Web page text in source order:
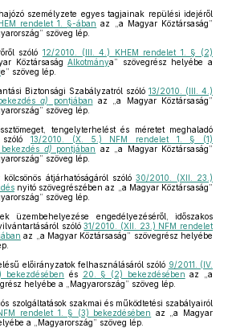
személyzete egyes tagjainak repülési idejéről
rendelet 1. §-ában az „a Magyar Köztársaság”
szöveg lép.
szóló 12/2010. (III. 4.) KHEM rendelet 1. § (2)
KöztársaságAlkotmánya” szövegrész helyébe a
e” szöveg lép.
Biztonsági Szabályzatról szóló 13/2010. (III. 4.)
a) pontjában az „a Magyar Köztársaság”
szöveg lép.
tengelyterhelést és méretet meghaladó
szóló13/2010. (X. 5.) NFM rendelet 1. § (1)
d) pontjában az „a Magyar Köztársaság”
szöveg lép.
átjárhatóságáról szóló30/2010. (XII. 23.)
nyitó szövegrészében az „a Magyar Köztársaság”
szöveg lép.
üzembehelyezése engedélyezéséről, időszakos
szóló31/2010. (XII. 23.) NFM rendelet
az „a Magyar Köztársaság” szövegrész helyébe
előirányzatok felhasználásáról szóló 9/2011. (IV.
és 20. § (2) bekezdésében az „a
helyébe a „Magyarország” szöveg lép.
szolgáltatások szakmai és működtetési szabályairól
rendelet 1. § (3) bekezdésében az „a Magyar
a „Magyarország” szöveg lép.